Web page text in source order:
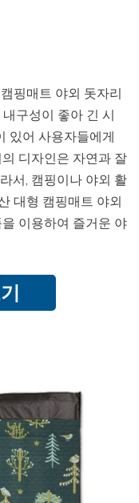
핑매트 야외 돗자리
구성이 좋아 긴 시
있어 사용자들에게
디자인은 자연과 잘
서, 캠핑이나 야외 활
대형 캠핑매트 야외
이용하여 즐거운 야